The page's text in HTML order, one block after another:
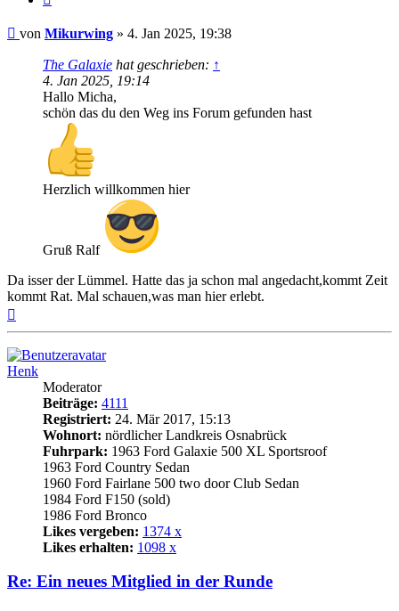
Beitrag
von Mikurwing » 4. Jan 2025, 19:38
The Galaxie hat geschrieben: ↑
4. Jan 2025, 19:14
Hallo Micha,
schön das du den Weg ins Forum gefunden hast
Herzlich willkommen hier
Gruß Ralf
Da isser der Lümmel. Hatte das ja schon mal angedacht,kommt Zeit
kommt Rat. Mal schauen,was man hier erlebt.
Henk
Moderator
Beiträge: 4111
Registriert: 24. Mär 2017, 15:13
Wohnort: nördlicher Landkreis Osnabrück
Fuhrpark: 1963 Ford Galaxie 500 XL Sportsroof
1963 Ford Country Sedan
1960 Ford Fairlane 500 two door Club Sedan
1984 Ford F150 (sold)
1986 Ford Bronco
Likes vergeben: 1374 x
Likes erhalten: 1098 x
Re: Ein neues Mitglied in der Runde